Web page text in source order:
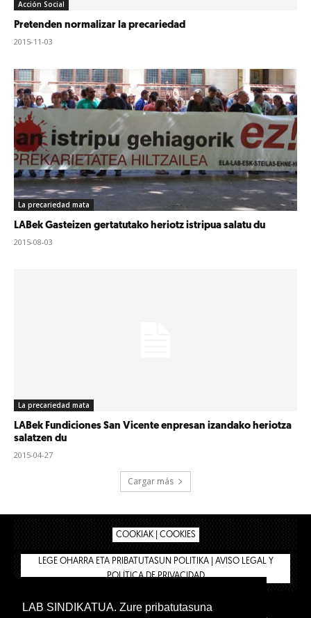
Acción Social
Pretenden normalizar la precariedad
2015-11-03
La precariedad mata
LABek Gasteizen gertatutako heriotz istripua salatu du
2015-08-03
La precariedad mata
LABek Fundiciones San Vicente enpresan izandako heriotza
salatzen du
2015-04-27
Cargar más
COOKIAK | COOKIES
LEGE OHARRA ETA PRIBATUTASUN POLITIKA | AVISO LEGAL Y
POLÍTICA DE PRIVACIDAD
BIZILAN.EUS TIENDA
LAB SINDIKATUA. Zure pribatutasuna